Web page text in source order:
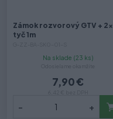
Zámok rozvorový GTV + 2x
tyč 1m
Na sklade (23 ks)
7,90 €
- +